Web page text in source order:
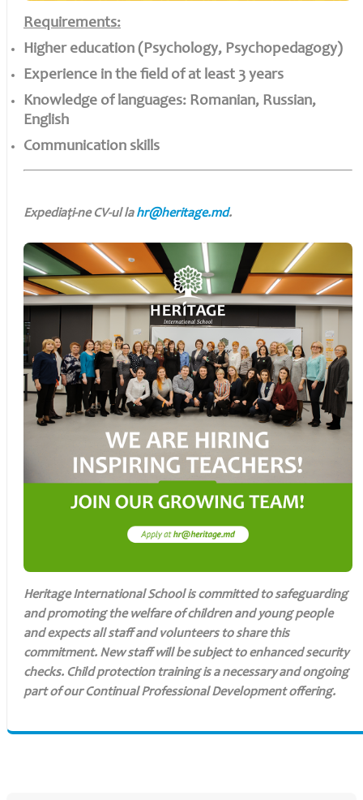
Requirements:
Higher education (Psychology, Psychopedagogy)
Experience in the field of at least 3 years
Knowledge of languages: Romanian, Russian,
English
Communication skills
Expediaţi-ne CV-ul lahr@heritage.md.
Heritage International School is committed to safeguarding
and promoting the welfare of children and young people
and expects all staff and volunteers to share this
commitment. New staff will be subject to enhanced security
checks. Child protection training is a necessary and ongoing
part of our Continual Professional Development offering.